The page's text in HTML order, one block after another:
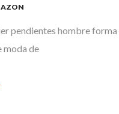
pendientes hombre forma
moda de